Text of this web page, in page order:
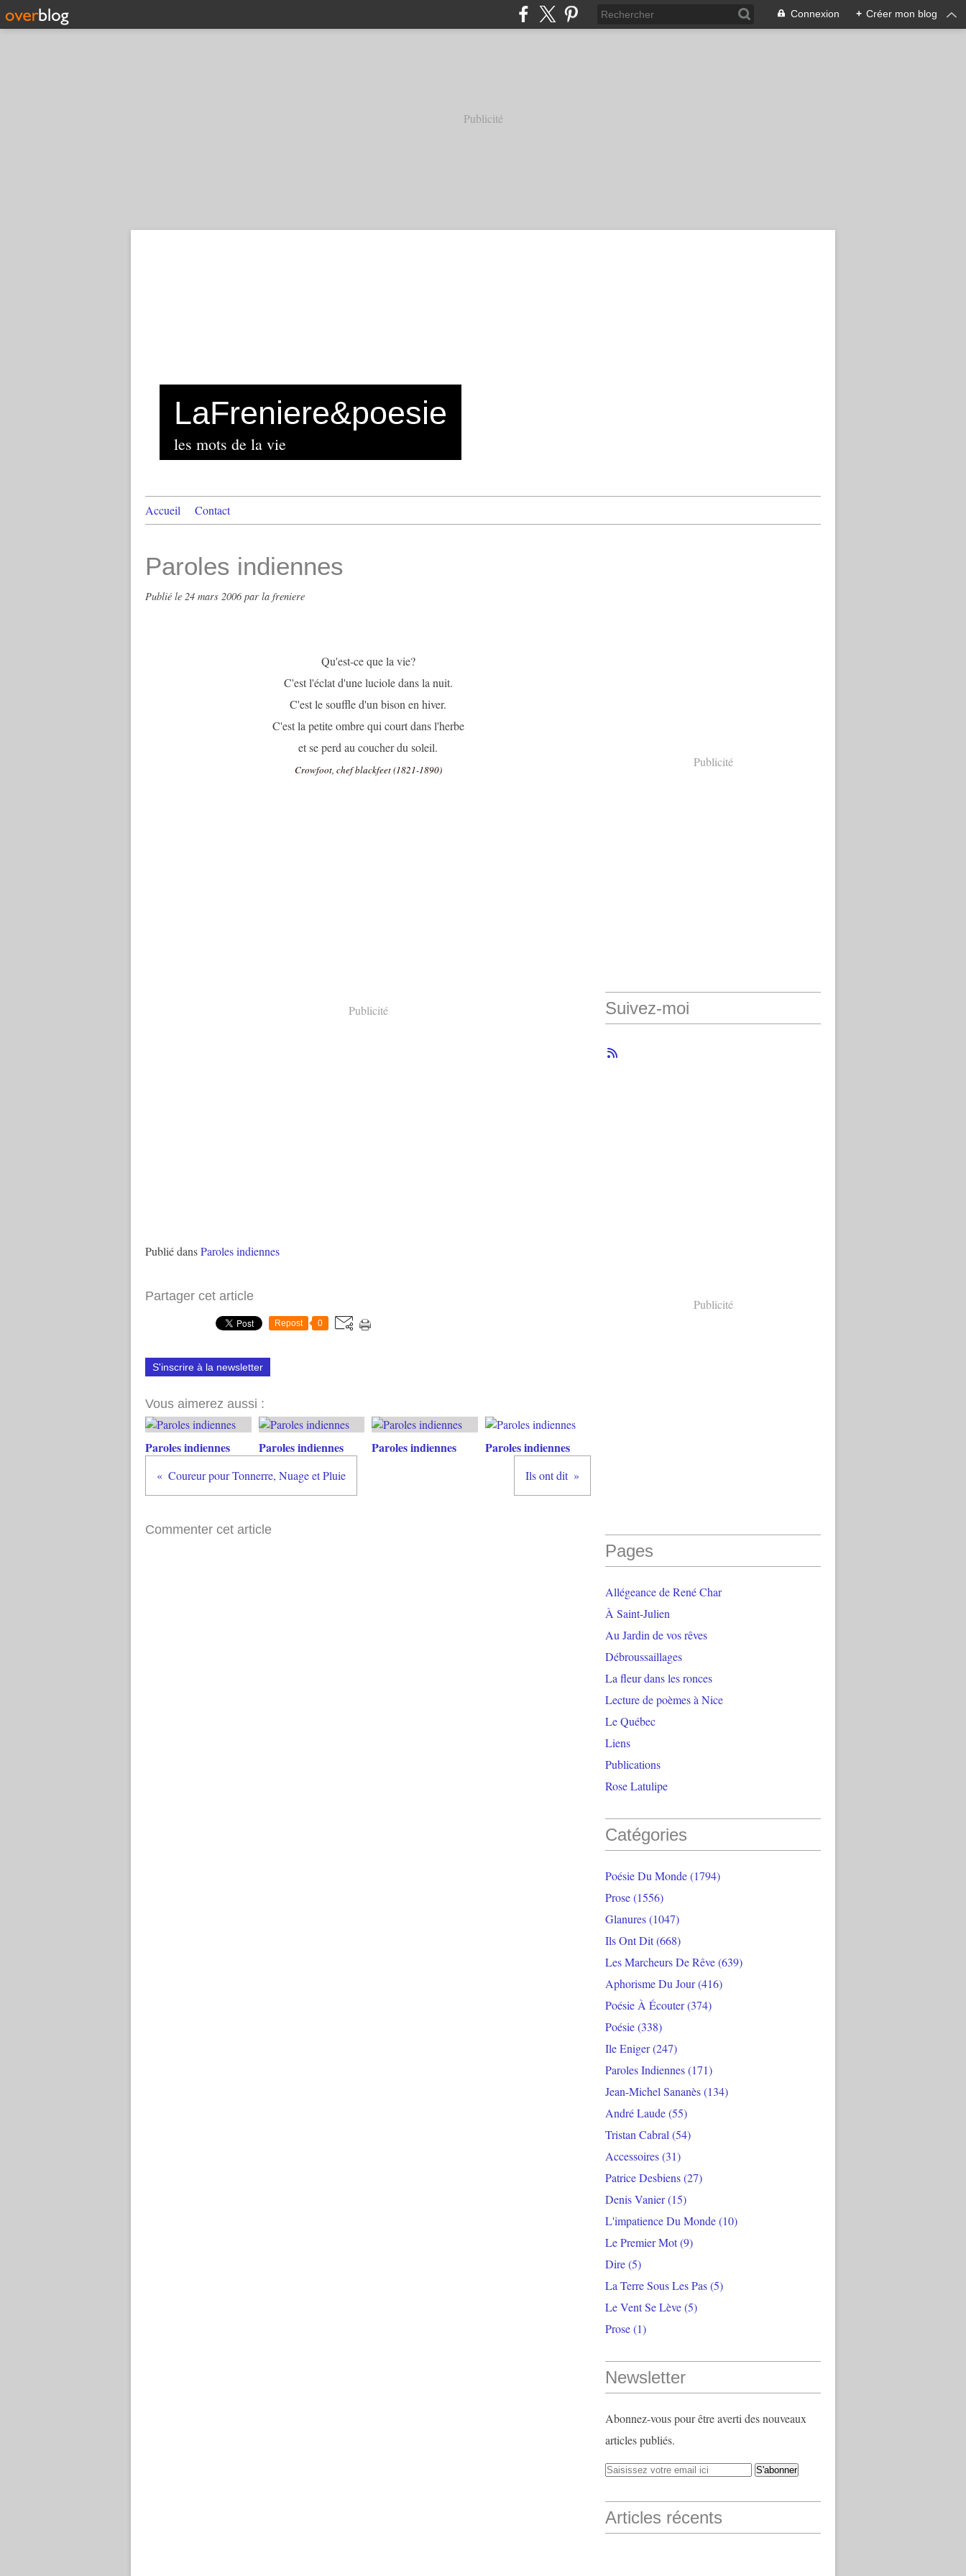
Connexion + Créer mon blog
Publicité
LaFreniere&poesie
les mots de la vie
Accueil Contact
Paroles indiennes
Publié le 24 mars 2006 par la freniere
Qu'est-ce que la vie?
C'est l'éclat d'une luciole dans la nuit.
C'est le souffle d'un bison en hiver.
C'est la petite ombre qui court dans l'herbe
et se perd au coucher du soleil.
Crowfoot, chef blackfeet (1821-1890)
Publicité
Publié dansParoles indiennes
Partager cet article
Repost 0
S'inscrire à la newsletter
Vous aimerez aussi :
Paroles indiennes Paroles indiennes Paroles indiennes Paroles indiennes
Coureur pour Tonnerre, Nuage et Pluie Ils ont dit
Commenter cet article
Publicité
Suivez-moi
Publicité
Pages
Allégeance de René Char
À Saint-Julien
Au Jardin de vos rêves
Débroussaillages
La fleur dans les ronces
Lecture de poèmes à Nice
Le Québec
Liens
Publications
Rose Latulipe
Catégories
Poésie Du Monde(1794)
Prose(1556)
Glanures(1047)
Ils Ont Dit(668)
Les Marcheurs De Rêve(639)
Aphorisme Du Jour(416)
Poésie À Écouter(374)
Poésie(338)
Ile Eniger(247)
Paroles Indiennes(171)
Jean-Michel Sananès(134)
André Laude(55)
Tristan Cabral (54)
Accessoires(31)
Patrice Desbiens(27)
Denis Vanier(15)
L'impatience Du Monde(10)
Le Premier Mot(9)
Dire(5)
La Terre Sous Les Pas(5)
Le Vent Se Lève(5)
Prose(1)
Newsletter
Abonnez-vous pour être averti des nouveaux
articles publiés.
Articles récents